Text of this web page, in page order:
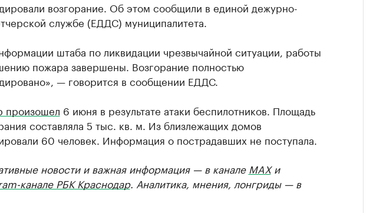
возгорание. Об этом сообщили в единой дежурно-
службе (ЕДДС) муниципалитета.
штаба по ликвидации чрезвычайной ситуации, работы
пожара завершены. Возгорание полностью
— говорится в сообщении ЕДДС.
произошел 6 июня в результате атаки беспилотников. Площадь
составляла 5 тыс. кв. м. Из близлежащих домов
60 человек. Информация о пострадавших не поступала.
новости и важная информация — в канале MAXи
канале РБК Краснодар. Аналитика, мнения, лонгриды — в